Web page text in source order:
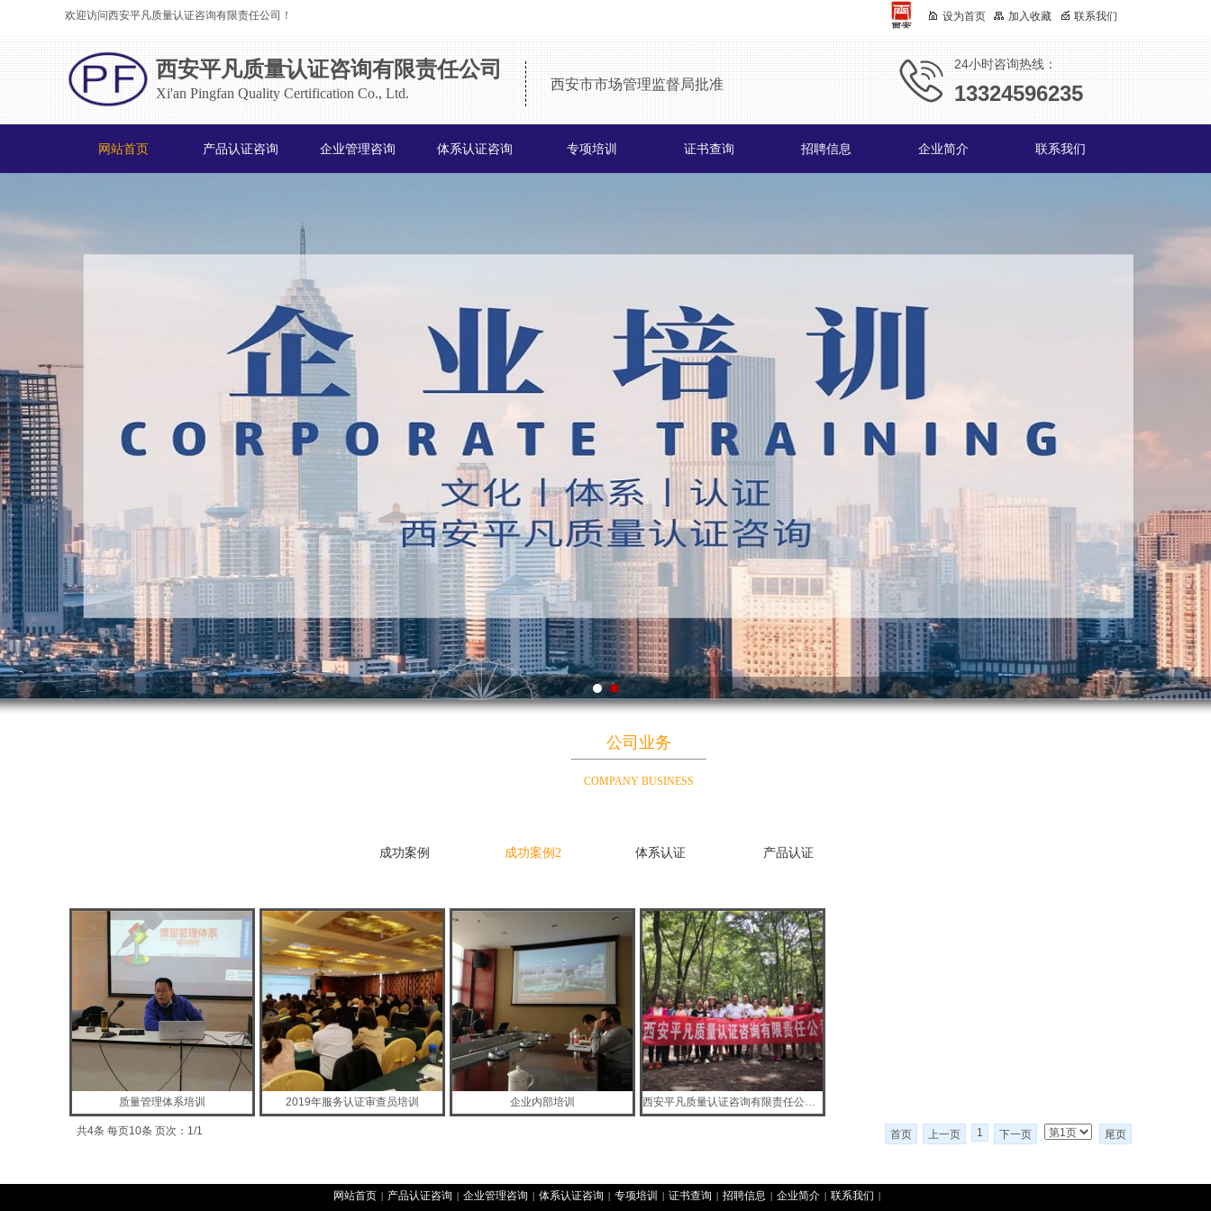
网站首页 产品认证咨询 企业管理咨询 体系认证咨询 专项培训 证书查询 招聘信息 企业简介 联系我们
设为首页 加入收藏 联系我们
西安平凡质量认证咨询有限责任公司
Xi'an Pingfan Quality Certification Co., Ltd.
欢迎访问西安平凡质量认证咨询有限责任公司！
24小时咨询热线：
13324596235
西安市市场管理监督局批准
公司业务
COMPANY BUSINESS
成功案例 成功案例2 体系认证 产品认证
质量管理体系培训 2019年服务认证审查员培训 企业内部培训 西安平凡质量认证咨询有限责任公司户外活动
共4条 每页10条 页次：1/1 首页 上一页 1 下一页 尾页
网站首页 | 产品认证咨询 | 企业管理咨询 | 体系认证咨询 | 专项培训 | 证书查询 | 招聘信息 | 企业简介 | 联系我们 |